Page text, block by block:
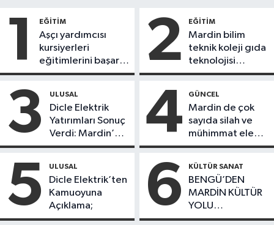
1 EĞİTİM
Aşçı yardımcısı
kursiyerleri
eğitimlerini başarı
ile tamamladı
2 EĞİTİM
Mardin bilim
teknik koleji gıda
teknolojisi
öğrencileri
ürünlerini satarak
köydeki
çoçuklara kitap
desteğinde
bulundu
3 ULUSAL
Dicle Elektrik
Yatırımları Sonuç
Verdi: Mardin’de
Kayıp Kaçak
Düşüş
4 GÜNCEL
Mardin de çok
sayıda silah ve
mühimmat ele
geçirildi
5 ULUSAL
Dicle Elektrik’ten
Kamuoyuna
Açıklama;
6 KÜLTÜR SANAT
BENGÜ’DEN
MARDİN KÜLTÜR
YOLU
FESTIVALİ’NDE